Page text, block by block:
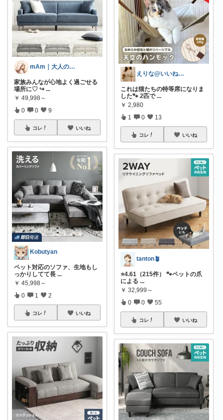
mAm｜大人のご褒美セレクト
家族みんなが心地よく過ごせる
場所に♡ ↪︎ ...
￥ 49,998～
0 0 9
コレ いいね
Kobutyan
ペット対応のソファ、生地もし
っかりしてて長 ...
￥ 45,998～
0 1 2
コレ いいね
えりな@いいね100%バック💓
これは猫たちの特等席になりま
した🐾 2匹で ...
￥ 2,980
1 0 13
コレ いいね
tanton🪴
⭐4.61（215件） 🐾ペットの爪
による ...
￥ 32,999～
0 0 55
コレ いいね